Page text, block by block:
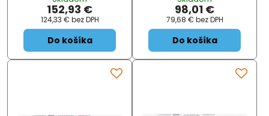
152,93 €
124,33 € bez DPH
Do košíka
98,01 €
79,68 € bez DPH
Do košíka